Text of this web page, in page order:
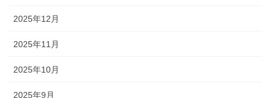
2025年12月
2025年11月
2025年10月
2025年9月